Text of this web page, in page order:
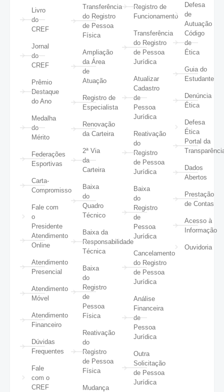
Livro
do
CREF
Jornal
do
CREF
Prêmio
Destaque
do Ano
Medalha
do
Mérito
Federações
Esportivas
Carta-
Compromisso
Fale com
o
Presidente
Atendimento
Online
Atendimento
Presencial
Atendimento
Móvel
Atendimento
Financeiro
Dúvidas
Frequentes
Fale
com o
CREF
Transferência
do Registro
de Pessoa
Física
Ampliação
da Área
de
Atuação
Registro de
Especialista
Renovação
da Carteira
2ª Via
da
Carteira
Baixa
do
Quadro
Técnico
Baixa da
Responsabilidade
Técnica
Baixa
do
Registro
de
Pessoa
Física
Reativação
do
Registro
de Pessoa
Física
Mudança
Registro de
Funcionamento
Transferência
do Registro
de Pessoa
Jurídica
Atualizar
Cadastro
de
Pessoa
Jurídica
Reativação
do
Registro
de Pessoa
Jurídica
Baixa
do
Registro
de
Pessoa
Jurídica
Cancelamento
do Registro
de Pessoa
Jurídica
Análise
Financeira
de
Pessoa
Jurídica
Outra
Solicitação
de Pessoa
Jurídica
Defesa
de
Autuação
Código
de
Ética
Guia do
Estudante
Denúncia
Ética
Defesa
Ética
Portal da
Dados
Abertos
Prestação
de Contas
Acesso à
Informação
Ouvidoria